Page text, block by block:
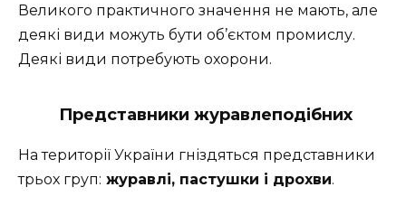
Великого практичного значення не мають, але
деякі види можуть бути об’єктом промислу.
Деякі види потребують охорони.
Представники журавлеподібних
На території України гніздяться представники
трьох груп: журавлі, пастушки і дрохви.